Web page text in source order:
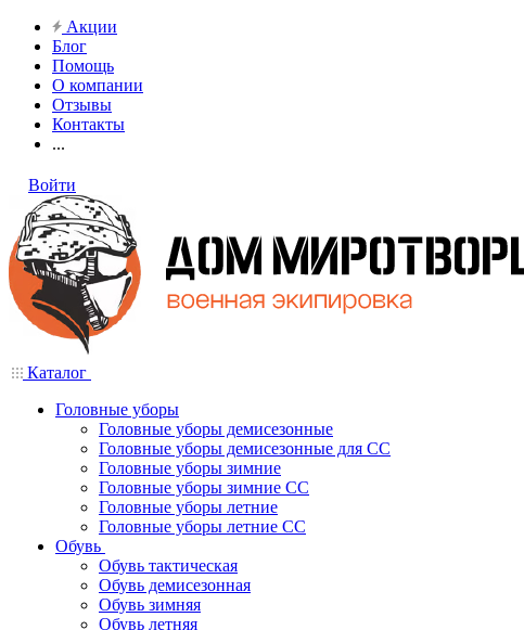
Акции
Блог
Помощь
О компании
Отзывы
Контакты
...
Войти
Каталог
Головные уборы
Головные уборы демисезонные
Головные уборы демисезонные для СС
Головные уборы зимние
Головные уборы зимние СС
Головные уборы летние
Головные уборы летние СС
Обувь
Обувь тактическая
Обувь демисезонная
Обувь зимняя
Обувь летняя